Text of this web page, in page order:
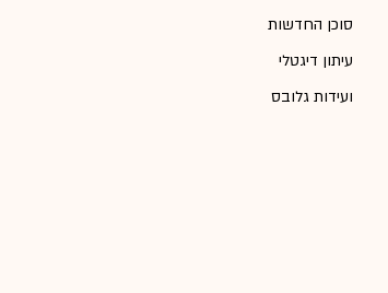
סוכן החדשות
עיתון דיגטלי
ועידות גלובס